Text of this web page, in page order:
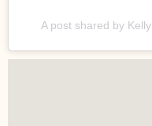
A post shared by